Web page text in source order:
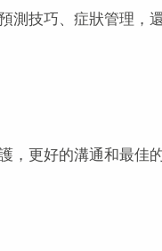
測技巧、症狀管理，
，更好的溝通和最佳